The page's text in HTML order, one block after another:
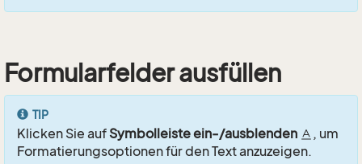
Formularfelder ausfüllen
TIP
Klicken Sie aufSymbolleiste ein-/ausblenden
, um
Formatierungsoptionen für den Text anzuzeigen.